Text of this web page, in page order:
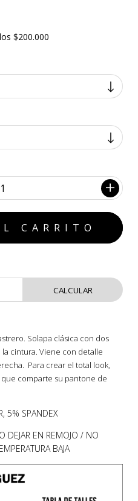
$200.000
CALCULAR
Solapa clásica con dos
cintura. Viene con detalle
Para crear el total look,
comparte su pantone de
5% SPANDEX
DEJAR EN REMOJO / NO
BAJA